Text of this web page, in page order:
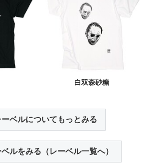
白双森砂糖
ーベルについてもっとみる
ルをみる（レーベル一覧へ）